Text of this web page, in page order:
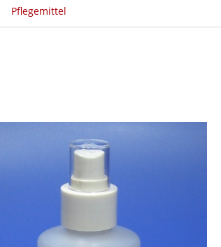
Pflegemittel